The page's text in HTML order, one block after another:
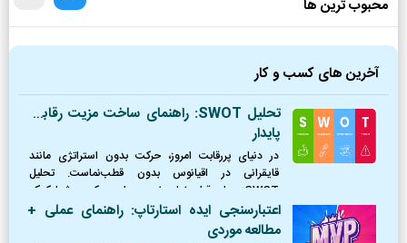
محبوب ترین ها
آخرین های کسب و کار
تحلیل SWOT: راهنمای ساخت مزیت رقابتی
پایدار
در دنیای پررقابت امروز، حرکت بدون استراتژی مانند
قایقرانی در اقیانوس بدون قطب‌نماست. تحلیل
SWOT همان قطب‌نمای ضروری است که به شما کمک
می‌کند موقعیت دقیق خود را بشناسید، از طوفان‌ها
(تهدیدها) دوری کنید،
اعتبارسنجی ایده استارتاپ: راهنمای عملی +
مطالعه موردی